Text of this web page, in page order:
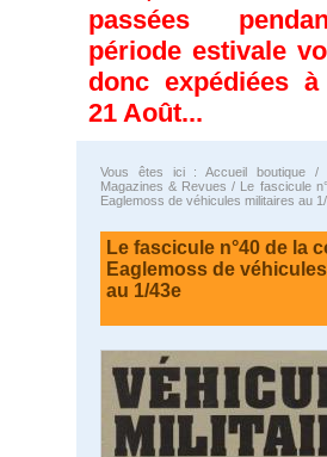
passées
période estivale
donc expédiées
21 Août...
Vous êtes ici : Accueil boutique/
Magazines & Revues / Le fascicule
Eaglemoss de véhicules militaires au
Le fascicule n°40 de la
Eaglemoss de
au 1/43e